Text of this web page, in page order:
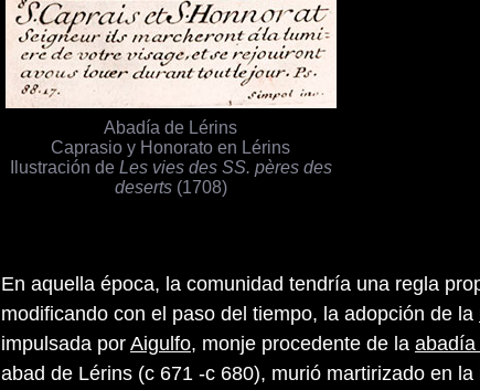
Abadía de Lérins
Caprasio y Honorato en Lérins
Ilustración de Les vies des SS. pères des
deserts(1708)
En aquella época, la comunidad tendría una regla
modificando con el paso del tiempo, la adopción de la
impulsada por Aigulfo, monje procedente de la abadía
abad de Lérins (c 671 -c 680), murió martirizado en